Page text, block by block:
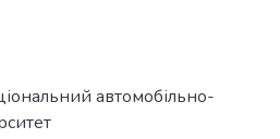
автомобільно-